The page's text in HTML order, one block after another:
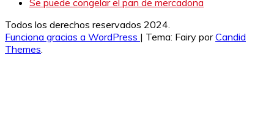
Se puede congelar el pan de mercadona
Todos los derechos reservados 2024.
Funciona gracias a WordPress | Tema: Fairy porCandid
Themes.